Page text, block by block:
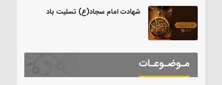
شهادت امام سجاد(ع) تسلیت باد
مـوضـوعـات